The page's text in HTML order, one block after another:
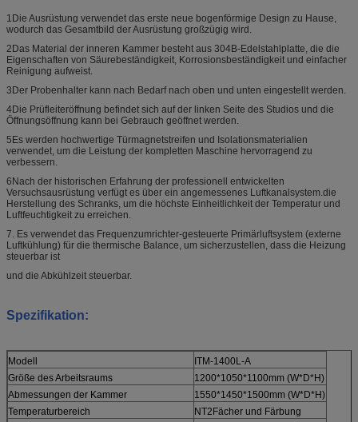
1Die Ausrüstung verwendet das erste neue bogenförmige Design zu Hause,
wodurch das Gesamtbild der Ausrüstung großzügig wird.
2Das Material der inneren Kammer besteht aus 304B-Edelstahlplatte, die die
Eigenschaften von Säurebeständigkeit, Korrosionsbeständigkeit und einfacher
Reinigung aufweist.
3Der Probenhalter kann nach Bedarf nach oben und unten eingestellt werden.
4Die Prüfleiteröffnung befindet sich auf der linken Seite des Studios und die
Öffnungsöffnung kann bei Gebrauch geöffnet werden.
5Es werden hochwertige Türmagnetstreifen und Isolationsmaterialien
verwendet, um die Leistung der kompletten Maschine hervorragend zu
verbessern.
6Nach der historischen Erfahrung der professionell entwickelten
Versuchsausrüstung verfügt es über ein angemessenes Luftkanalsystem.die
Herstellung des Schranks, um die höchste Einheitlichkeit der Temperatur und
Luftfeuchtigkeit zu erreichen.
7. Es verwendet das Frequenzumrichter-gesteuerte Primärluftsystem (externe
Luftkühlung) für die thermische Balance, um sicherzustellen, dass die Heizung
steuerbar ist
und die Abkühlzeit steuerbar.
Spezifikation:
Modell
ITM-1400L-A
Größe des Arbeitsraums
1200*1050*1100mm (W*D*H)
Abmessungen der Kammer
1550*1450*1500mm (W*D*H)
Temperaturbereich
NT2Fächer und Färbung